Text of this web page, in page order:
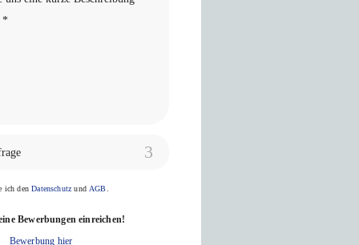
ich denDatenschutz und AGB
Bewerbungen einreichen!
Bewerbung hier